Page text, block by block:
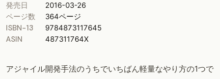
発売日 2016-03-26
ページ数 364ページ
ISBN-13 9784873117645
ASIN 487311764X
アジャイル開発手法のうちでいちばん軽量なやり方の1つで